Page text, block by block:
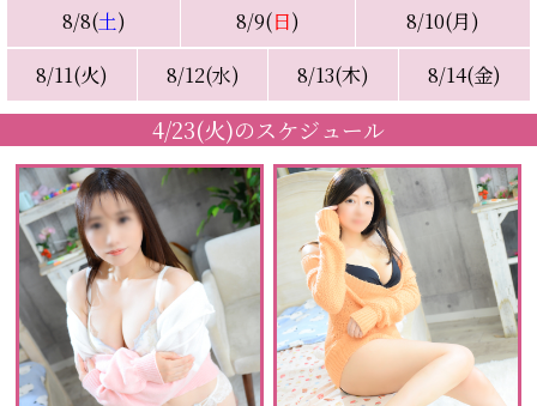
8/8(土) 8/9(日)
8/10(月)
8/11(火)
8/12(水) 8/13(木) 8/14(金)
4/23(火)のスケジュール